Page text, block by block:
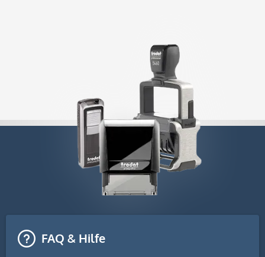
FAQ & Hilfe